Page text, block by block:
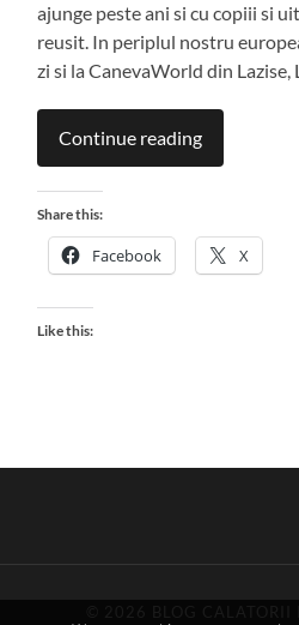
ajunge peste ani si cu copiii si
reusit. In periplul nostru
zi si la CanevaWorld din Lazise,
Continue reading
Share this:
Facebook X
Like this: